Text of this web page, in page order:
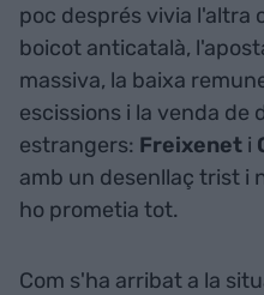
poc després vivia l'altra
boicot anticatalà,
massiva, la baixa
escissions i la venda de
estrangers: Freixenet i
amb un desenllaç trist i
ho prometia tot.
Com s'ha arribat a la